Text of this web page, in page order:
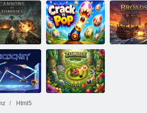
Kule
Birleştir
Pop Frenzy Top
Patlaması
Toplar vs
Zombiler
Crack ve Pop
Html5